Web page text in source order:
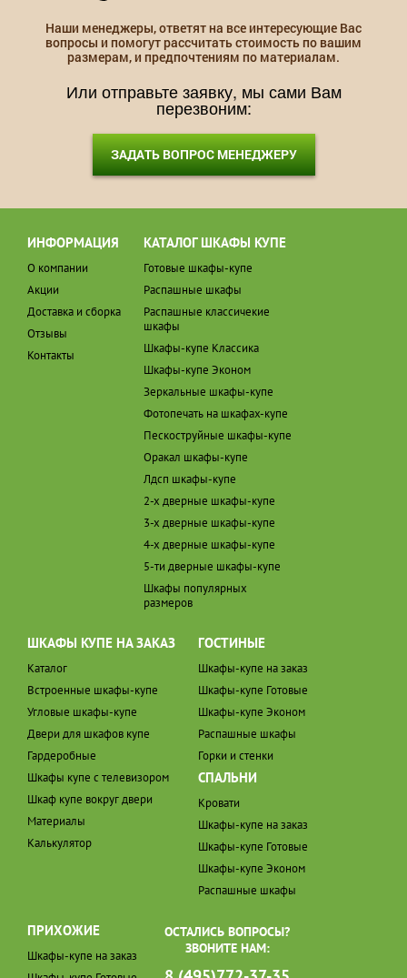
Наши менеджеры, ответят на все интересующие Вас
вопросы и помогут рассчитать стоимость по вашим
размерам, и предпочтениям по материалам.
Или отправьте заявку, мы сами Вам
перезвоним:
ЗАДАТЬ ВОПРОС МЕНЕДЖЕРУ
ИНФОРМАЦИЯ
О компании
Акции
Доставка и сборка
Отзывы
Контакты
КАТАЛОГ ШКАФЫ КУПЕ
Готовые шкафы-купе
Распашные шкафы
Распашные классичекие
шкафы
Шкафы-купе Классика
Шкафы-купе Эконом
Зеркальные шкафы-купе
Фотопечать на шкафах-купе
Пескоструйные шкафы-купе
Оракал шкафы-купе
Лдсп шкафы-купе
2-х дверные шкафы-купе
3-х дверные шкафы-купе
4-х дверные шкафы-купе
5-ти дверные шкафы-купе
Шкафы популярных
размеров
ШКАФЫ КУПЕ НА ЗАКАЗ
Каталог
Встроенные шкафы-купе
Угловые шкафы-купе
Двери для шкафов купе
Гардеробные
Шкафы купе с телевизором
Шкаф купе вокруг двери
Материалы
Калькулятор
ГОСТИНЫЕ
Шкафы-купе на заказ
Шкафы-купе Готовые
Шкафы-купе Эконом
Распашные шкафы
Горки и стенки
СПАЛЬНИ
Кровати
Шкафы-купе на заказ
Шкафы-купе Готовые
Шкафы-купе Эконом
Распашные шкафы
ПРИХОЖИЕ
Шкафы-купе на заказ
ОСТАЛИСЬ ВОПРОСЫ?
ЗВОНИТЕ НАМ: